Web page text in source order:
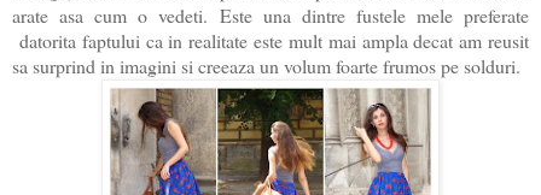
arate asa cum o vedeti. Este una dintre fustele mele preferate
datorita faptului ca in realitate este mult mai ampla decat am reusit
sa surprind in imagini si creeaza un volum foarte frumos pe solduri.